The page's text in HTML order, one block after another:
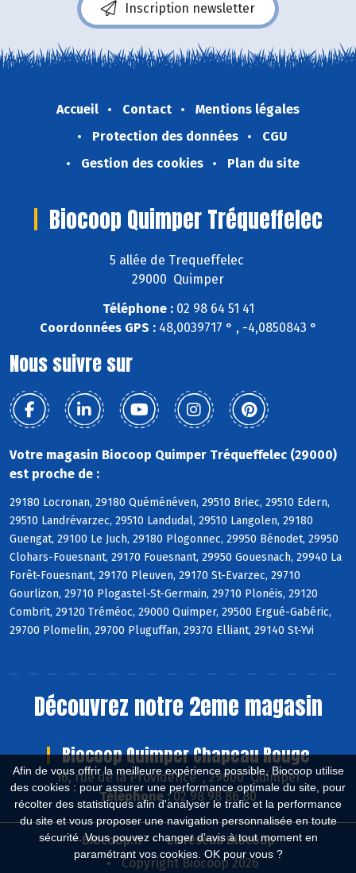
Afin de vous offrir la meilleure expérience possible, Biocoop utilise
des cookies : pour assurer une performance optimale du site, pour
récolter des statistiques afin d'analyser le trafic et la performance
du site et vous proposer une navigation personnalisée en toute
sécurité. Vous pouvez changer d'avis à tout moment en
paramétrant vos cookies. OK pour vous ?
Inscription newsletter
Accueil Contact
Mentions légales
Protection des données
CGU
Gestion des cookies
Plan du site
Biocoop Quimper Tréqueffelec
5 allée de Trequeffelec
29000 Quimper
Téléphone :02 98 64 51 41
Coordonnées GPS :48,0039717 ° , -4,0850843 °
Nous suivre sur
Votre magasin Biocoop Quimper Tréqueffelec (29000)
est proche de :
29180 Locronan, 29180 Quéménéven, 29510 Briec, 29510 Edern,
29510 Landrévarzec, 29510 Landudal, 29510 Langolen, 29180
Guengat, 29100 Le Juch, 29180 Plogonnec, 29950 Bénodet, 29950
Clohars-Fouesnant, 29170 Fouesnant, 29950 Gouesnach, 29940 La
Forêt-Fouesnant, 29170 Pleuven, 29170 St-Evarzec, 29710
Gourlizon, 29710 Plogastel-St-Germain, 29710 Plonéis, 29120
Combrit, 29120 Tréméoc, 29000 Quimper, 29500 Ergué-Gabéric,
29700 Plomelin, 29700 Pluguffan, 29370 Elliant, 29140 St-Yvi
Découvrez notre 2eme magasin
Biocoop Quimper Chapeau Rouge
16, rue de la Providence , 29000 Quimper
Téléphone :02 98 98 86 80
Biocoop.fr
Le réseau Biocoop
Copyright Biocoop 2026